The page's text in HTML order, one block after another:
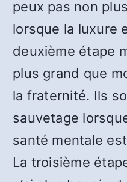
peux pas non
lorsque la luxure
deuxième étape
plus grand que
la fraternité. Ils
sauvetage
santé mentale
La troisième